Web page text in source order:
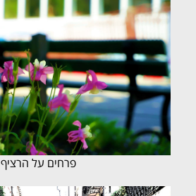
פרחים על הרציף